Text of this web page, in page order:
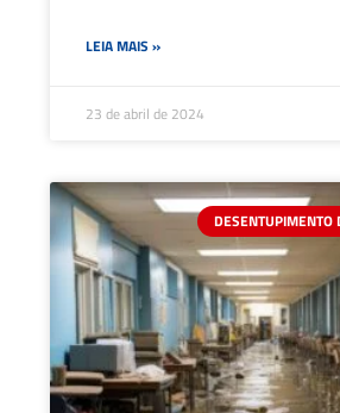
LEIA MAIS »
23 de abril de 2024
DESENTUPIMENTO